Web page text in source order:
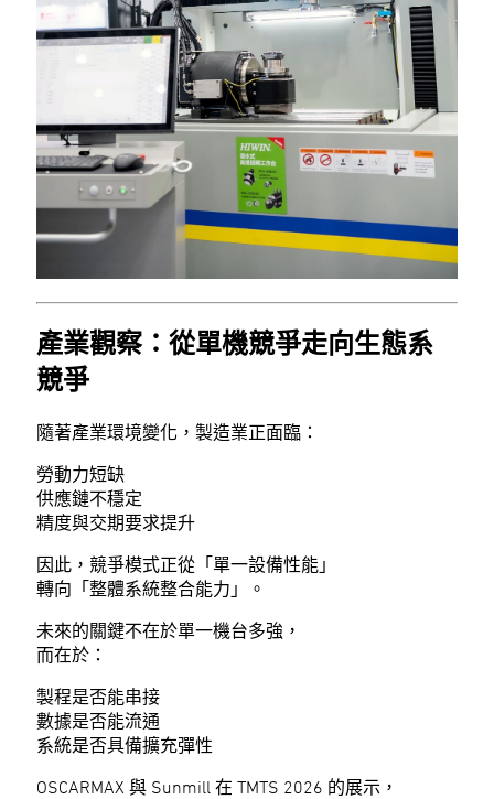
產業觀察：從單機競爭走向生態系
競爭
隨著產業環境變化，製造業正面臨：
勞動力短缺
供應鏈不穩定
精度與交期要求提升
因此，競爭模式正從「單一設備性能」
轉向「整體系統整合能力」。
未來的關鍵不在於單一機台多強，
而在於：
製程是否能串接
數據是否能流通
系統是否具備擴充彈性
OSCARMAX 與 Sunmill 在 TMTS 2026 的展示，